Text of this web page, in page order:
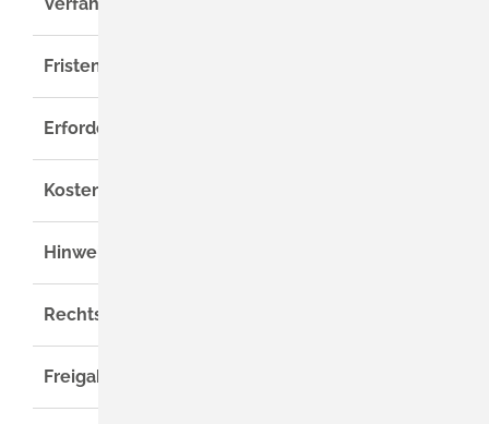
Fristen
Erforderliche Unterlagen
Kosten
Hinweise
Rechtsgrundlage
Freigabevermerk